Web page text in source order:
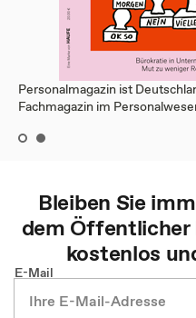
Personalmagazin ist
Fachmagazin im
Bleiben Sie
dem Öffentlicher
kostenlos
E-Mail